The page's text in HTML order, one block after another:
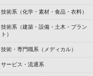
技術系（化学・素材・食品・衣料）
技術系（建築・設備・土木・プラン
ト）
技術・専門職系（メディカル）
サービス・流通系